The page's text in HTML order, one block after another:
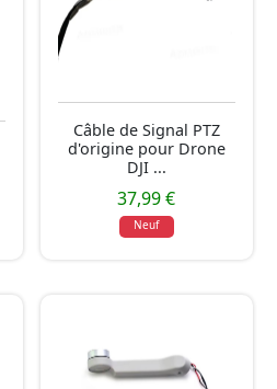
Câble de Signal PTZ
d'origine pour Drone
DJI ...
37,99 €
Neuf